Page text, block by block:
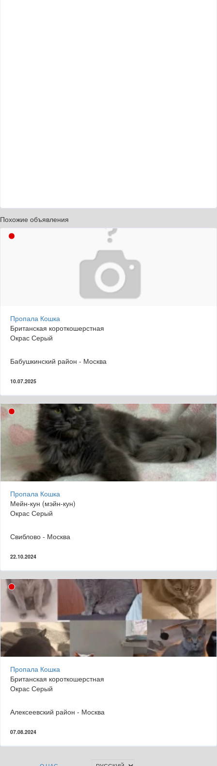
Похожие объявления
Пропала Кошка
Британская короткошерстная
Окрас Серый
Бабушкинский район - Москва
10.07.2025
Пропала Кошка
Мейн-кун (мэйн-кун)
Окрас Серый
Свиблово - Москва
22.10.2024
Пропала Кошка
Британская короткошерстная
Окрас Серый
Алексеевский район - Москва
07.08.2024